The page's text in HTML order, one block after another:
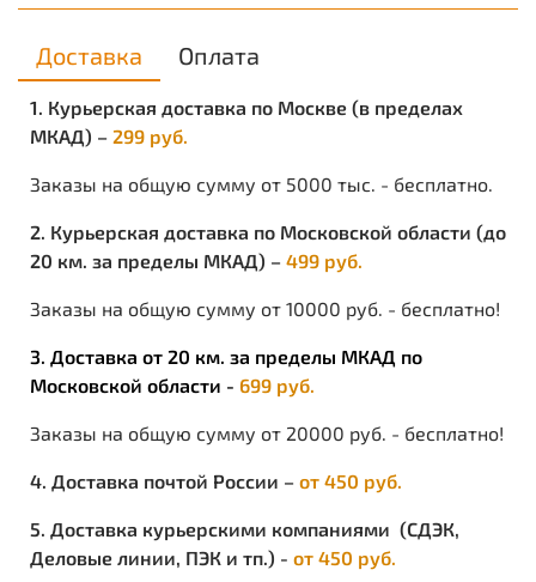
научных исследований
Содержит инактиваторы, блокирующие вредное
воздействие химических раздражителей
(витамин Е и С)
Способствует заживлению и регенерации кожи,
обладает антиоксидантными и увлажня-
ющими свойствами, делает кожу более эластичной
(Д-пантенол, Витамин Е и С, масло
подсолнечника)
Входящий в состав Бисаболол, обладает
противовоспалительным, антибактериальным
и противогрибковым действием
Не содержит красителей, силиконов и парабенов,
Расход крема:
Защитное действие:
более 4 часов
Доставка Оплата
1. Курьерская доставка по Москве (в пределах
МКАД) – 299 руб.
Заказы на общую сумму от 5000 тыс. - бесплатно.
2. Курьерская доставка по Московской области (до
20 км. за пределы МКАД) – 499 руб.
Заказы на общую сумму от 10000 руб. - бесплатно!
3. Доставка от 20 км. за пределы МКАД по
Московской области - 699 руб.
Заказы на общую сумму от 20000 руб. - бесплатно!
4. Доставка почтой России – от 450 руб.
5. Доставка курьерскими компаниями (СДЭК,
Деловые линии, ПЭК и тп.) - от 450 руб.